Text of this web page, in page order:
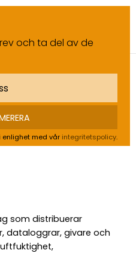
och ta del av de
med vår integritetspolicy.
som distribuerar
dataloggrar, givare och